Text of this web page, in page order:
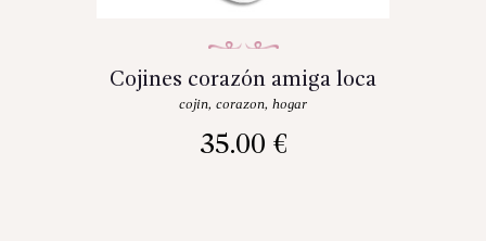
Cojines corazón amiga loca
cojin, corazon, hogar
35.00 €